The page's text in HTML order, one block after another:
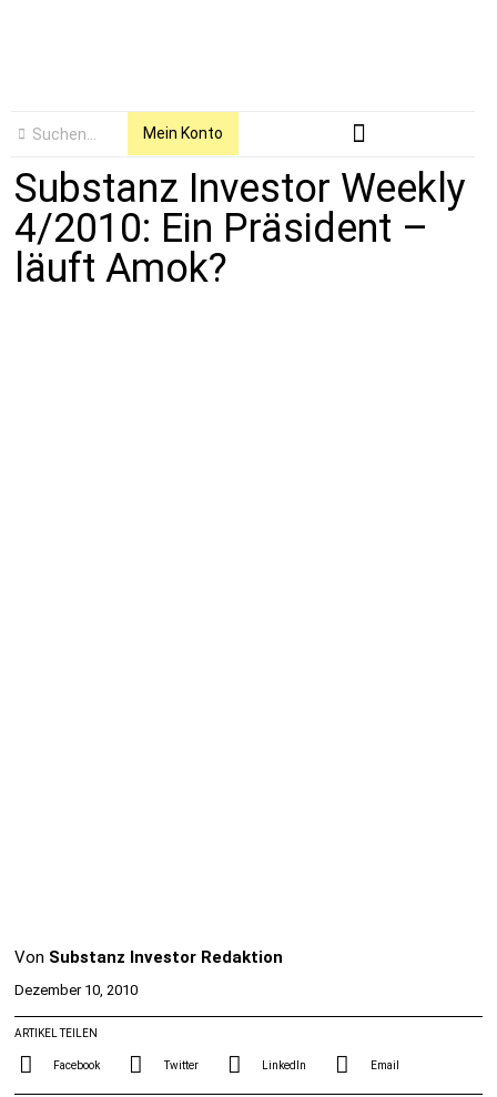
Mein Konto
Substanz Investor Weekly
4/2010: Ein Präsident –
läuft Amok?
Von Substanz Investor Redaktion
Dezember 10, 2010
ARTIKEL TEILEN
Facebook Twitter LinkedIn Email